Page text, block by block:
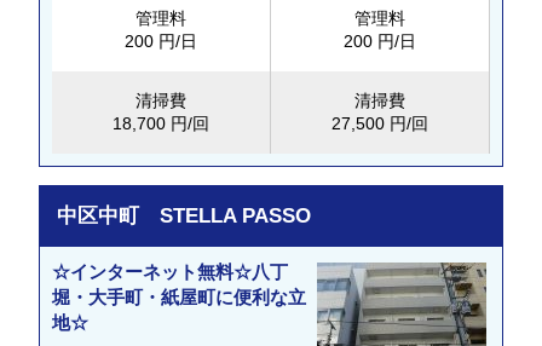
管理料
200 円/日
清掃費
18,700 円/回
管理料
200 円/日
清掃費
27,500 円/回
中区中町 STELLA PASSO
☆インターネット無料☆八丁
堀・大手町・紙屋町に便利な立
地☆